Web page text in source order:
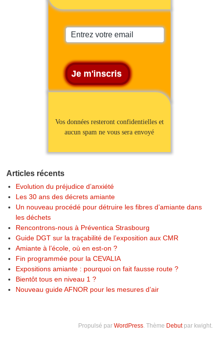
Vos données resteront confidentielles et
aucun spam ne vous sera envoyé
Articles récents
Evolution du préjudice d’anxiété
Les 30 ans des décrets amiante
Un nouveau procédé pour détruire les fibres d’amiante dans
les déchets
Rencontrons-nous à Préventica Strasbourg
Guide DGT sur la traçabilité de l’exposition aux CMR
Amiante à l’école, où en est-on ?
Fin programmée pour la CEVALIA
Expositions amiante : pourquoi on fait fausse route ?
Bientôt tous en niveau 1 ?
Nouveau guide AFNOR pour les mesures d’air
Propulsé par WordPress. Thème Debutpar kwight.